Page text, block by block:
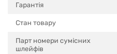
Гарантія
Стан товару
Парт номери сумісних
шлейфів